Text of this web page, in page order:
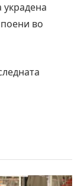
украдена
поени во